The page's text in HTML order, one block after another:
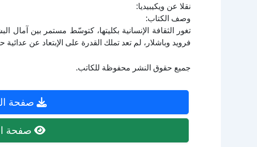
نقلا عن ويكيبيديا:
وصف الكتاب:
تغور الثقافة الإنسانية بكليتها، كتوسّط مستمر بين آمال
فرويد وباشلار، لم تعد تملك القدرة على الإبتعاد عن
جميع حقوق النشر محفوظة للكاتب.
صفحة
صفحة